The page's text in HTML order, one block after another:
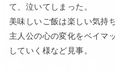
て、泣いてしまった。
美味しいご飯は楽しい気持
主人公の心の変化をベイマ
していく様など見事。